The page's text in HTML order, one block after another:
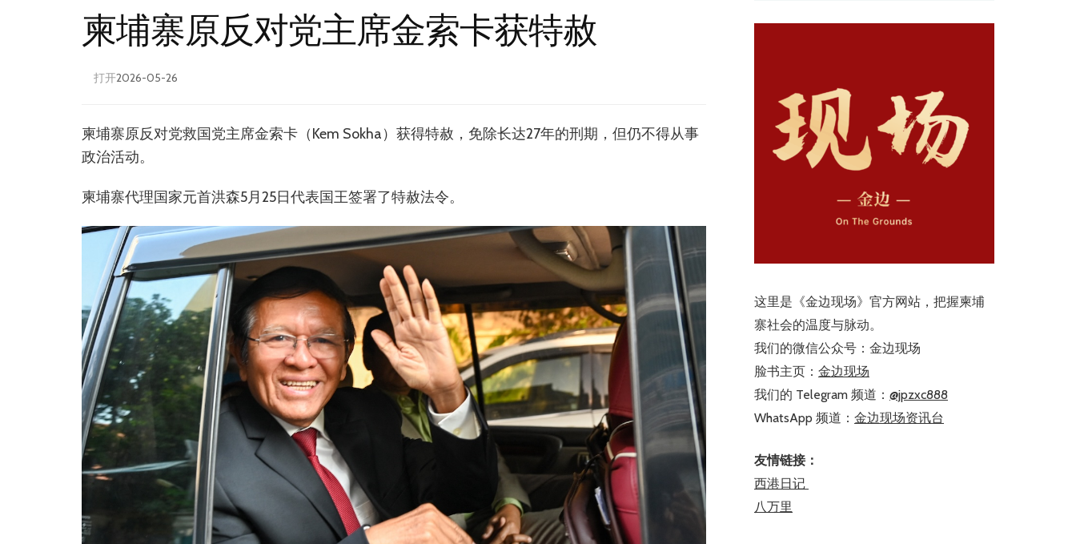
柬埔寨原反对党主席金索卡获特赦
打开2026-05-26
柬埔寨原反对党救国党主席金索卡（Kem Sokha）获得特赦，免除长达27年的刑期，但仍不得从事
政治活动。
柬埔寨代理国家元首洪森5月25日代表国王签署了特赦法令。
这里是《金边现场》官方网站，把握柬埔
寨社会的温度与脉动。
我们的微信公众号：金边现场
脸书主页： 金边现场
我们的 Telegram 频道： @jpzxc888
WhatsApp 频道： 金边现场资讯台
友情链接：
西港日记
八万里